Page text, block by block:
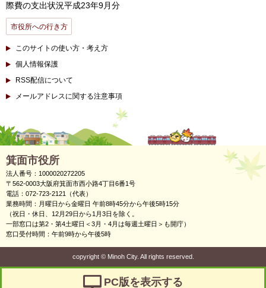
際費の支出状況平成23年9月分
市役所への行き方
このサイトの使い方・考え方
個人情報保護
RSS配信について
メールアドレスに関する注意事項
箕面市役所
法人番号：1000020272205
〒562-0003大阪府箕面市西小路4丁目6番1号
電話：072-723-2121（代表）
業務時間：月曜日から金曜日 午前8時45分から午後5時15分
（祝日・休日、12月29日から1月3日を除く。
一部窓口は第2・第4土曜日＜3月・4月は毎週土曜日＞も開庁）
窓口受付時間：午前9時から午後5時
copyright ©Minoh City. All rights reserved.
PC版を表示する